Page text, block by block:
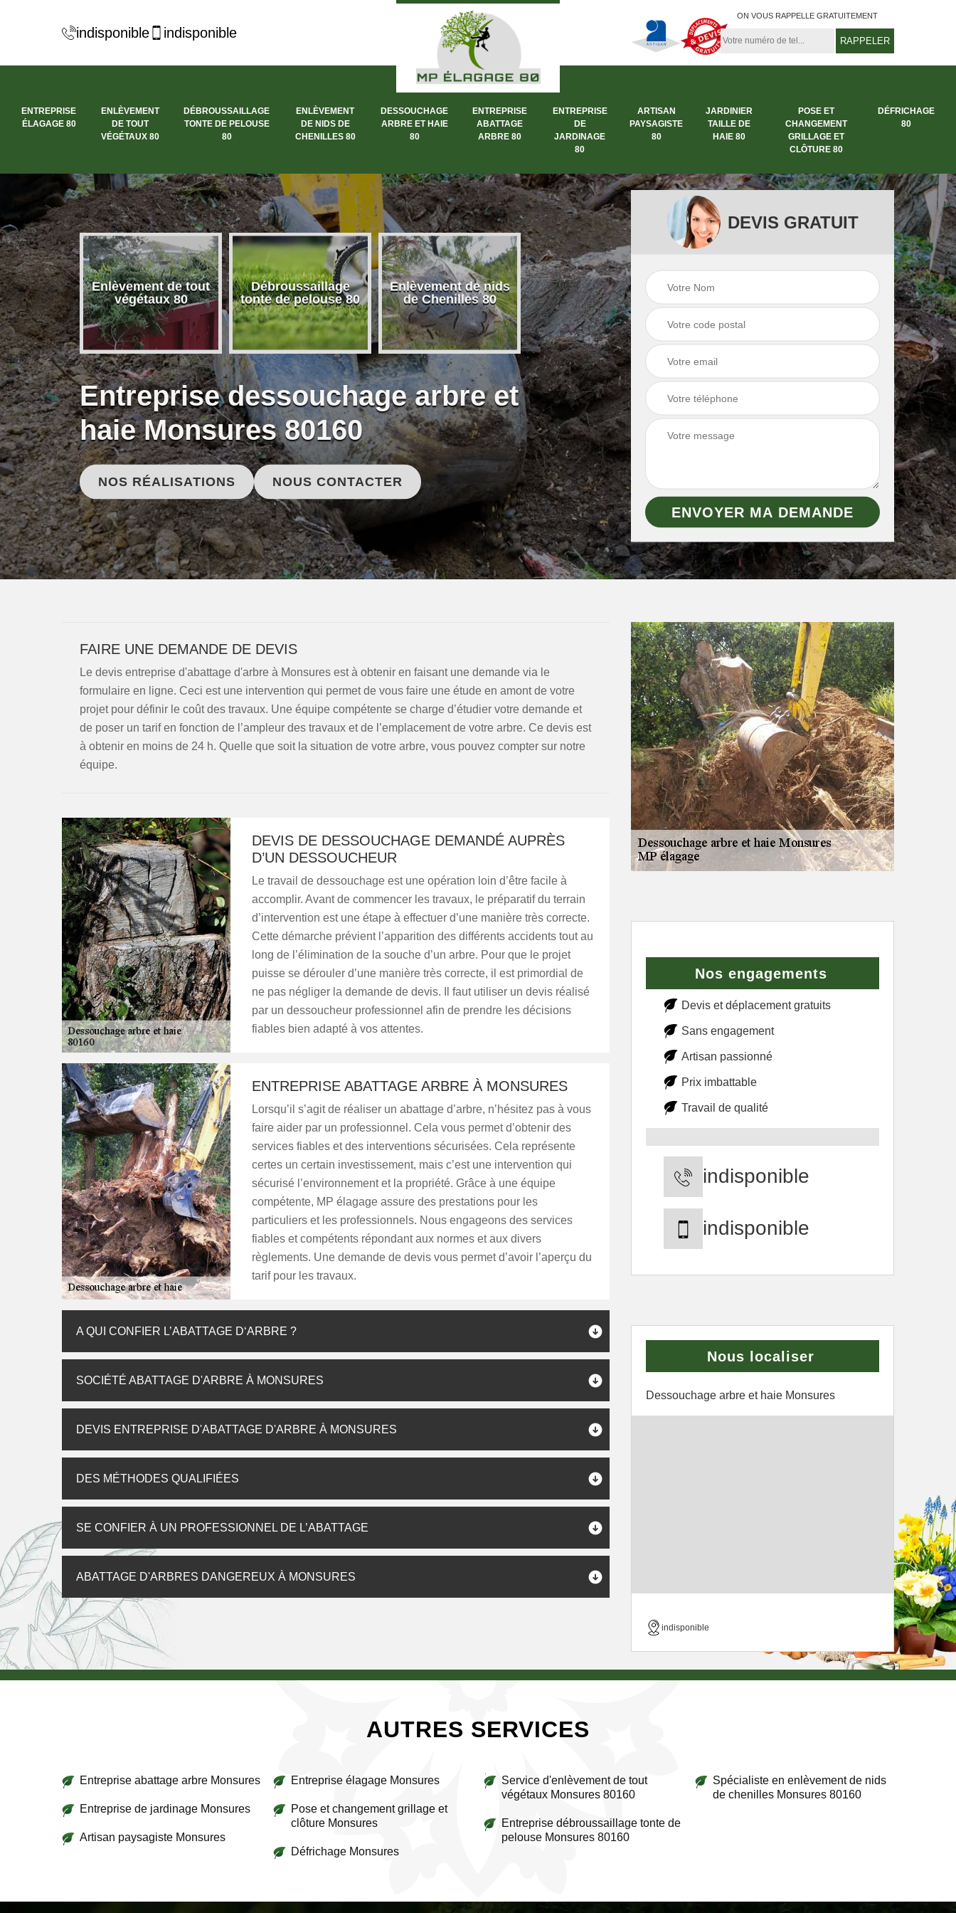
indisponible indisponible
ON VOUS RAPPELLE GRATUITEMENT
ENTREPRISE
ÉLAGAGE 80
ENLÈVEMENT
DE TOUT
VÉGÉTAUX 80
DÉBROUSSAILLAGE
TONTE DE PELOUSE
80
ENLÈVEMENT
DE NIDS DE
CHENILLES 80
DESSOUCHAGE
ARBRE ET HAIE
80
ENTREPRISE
ABATTAGE
ARBRE 80
ENTREPRISE
DE
JARDINAGE
80
ARTISAN
PAYSAGISTE
80
JARDINIER
TAILLE DE
HAIE 80
POSE ET
CHANGEMENT
GRILLAGE ET
CLÔTURE 80
DÉFRICHAGE
80
élagage
Enlèvement de tout
végétaux 80
Débroussaillage
tonte de pelouse 80
Enlèvement de nids
de Chenilles 80
Dessouchage arbre
et haie 80
Entreprise abattage
Entreprise de
jardinage 80
Entreprise dessouchage arbre et
haie Monsures 80160
NOS RÉALISATIONS NOUS CONTACTER
DEVIS GRATUIT
FAIRE UNE DEMANDE DE DEVIS
Le devis entreprise d'abattage d'arbre à Monsures est à obtenir en faisant une demande via le
formulaire en ligne. Ceci est une intervention qui permet de vous faire une étude en amont de votre
projet pour définir le coût des travaux. Une équipe compétente se charge d’étudier votre demande et
de poser un tarif en fonction de l’ampleur des travaux et de l’emplacement de votre arbre. Ce devis est
à obtenir en moins de 24 h. Quelle que soit la situation de votre arbre, vous pouvez compter sur notre
équipe.
DEVIS DE DESSOUCHAGE DEMANDÉ AUPRÈS
D’UN DESSOUCHEUR
Le travail de dessouchage est une opération loin d’être facile à
accomplir. Avant de commencer les travaux, le préparatif du terrain
d’intervention est une étape à effectuer d’une manière très correcte.
Cette démarche prévient l’apparition des différents accidents tout au
long de l’élimination de la souche d’un arbre. Pour que le projet
puisse se dérouler d’une manière très correcte, il est primordial de
ne pas négliger la demande de devis. Il faut utiliser un devis réalisé
par un dessoucheur professionnel afin de prendre les décisions
fiables bien adapté à vos attentes.
ENTREPRISE ABATTAGE ARBRE À MONSURES
Lorsqu’il s’agit de réaliser un abattage d’arbre, n’hésitez pas à vous
faire aider par un professionnel. Cela vous permet d’obtenir des
services fiables et des interventions sécurisées. Cela représente
certes un certain investissement, mais c’est une intervention qui
sécurisé l’environnement et la propriété. Grâce à une équipe
compétente, MP élagage assure des prestations pour les
particuliers et les professionnels. Nous engageons des services
fiables et compétents répondant aux normes et aux divers
règlements. Une demande de devis vous permet d’avoir l’aperçu du
tarif pour les travaux.
A QUI CONFIER L’ABATTAGE D‘ARBRE ?
SOCIÉTÉ ABATTAGE D'ARBRE À MONSURES
DEVIS ENTREPRISE D'ABATTAGE D'ARBRE À MONSURES
DES MÉTHODES QUALIFIÉES
SE CONFIER À UN PROFESSIONNEL DE L’ABATTAGE
ABATTAGE D'ARBRES DANGEREUX À MONSURES
Nos engagements
Devis et déplacement gratuits
Sans engagement
Artisan passionné
Prix imbattable
Travail de qualité
indisponible
indisponible
Nous localiser
Dessouchage arbre et haie Monsures
indisponible
AUTRES SERVICES
Entreprise abattage arbre Monsures
Entreprise de jardinage Monsures
Artisan paysagiste Monsures
Entreprise élagage Monsures
Pose et changement grillage et
clôture Monsures
Défrichage Monsures
Service d'enlèvement de tout
végétaux Monsures 80160
Entreprise débroussaillage tonte de
pelouse Monsures 80160
Spécialiste en enlèvement de nids
de chenilles Monsures 80160